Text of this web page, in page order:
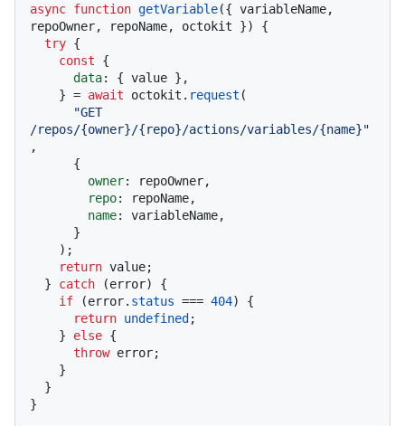
async function getVariable({ variableName,
repoOwner, repoName, octokit }) {
try {
const {
data: { value },
    } =
await octokit. request (
"GET
/repos/{owner}/{repo}/actions/variables/{name}"
,
owner: repoOwner,
repo: repoName,
name: variableName,
return value;
  }
catch (error) {
if (error. status === 404) {
return undefined ;
    }
else {
throw error;
}